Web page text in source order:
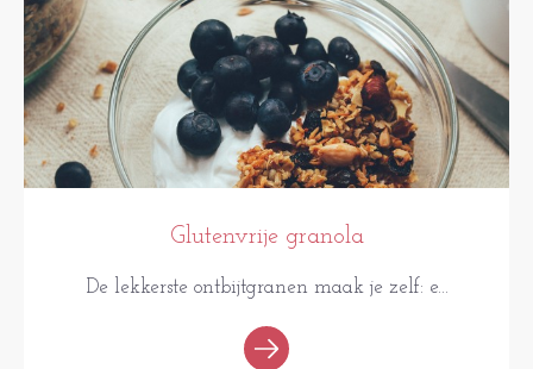
Glutenvrije granola
De lekkerste ontbijtgranen maak je zelf: e...